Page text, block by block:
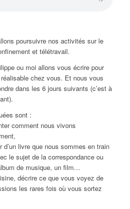
poursuivre nos activités sur le
et télétravail.
ou moi allons vous écrire pour
chez vous. Et nous vous
dans les 6 jours suivants (c’est à
sont :
comment nous vivons
livre que nous sommes en train
le sujet de la correspondance ou
de musique, un film…
décrire ce que vous voyez de
les rares fois où vous sortez